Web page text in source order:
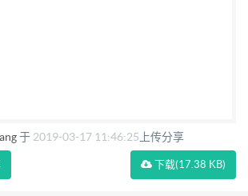
于 2019-03-17 11:46:25 上传分享
下载(17.38 KB)